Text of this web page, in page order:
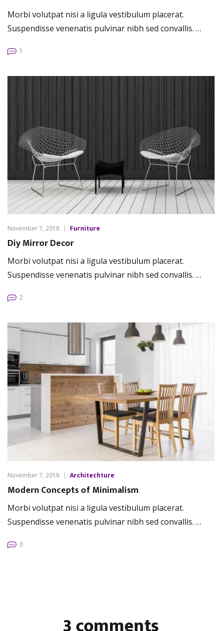
Morbi volutpat nisi a ligula vestibulum placerat.
Suspendisse venenatis pulvinar nibh sed convallis. …
1
November 7, 2018 Furniture
Diy Mirror Decor
Morbi volutpat nisi a ligula vestibulum placerat.
Suspendisse venenatis pulvinar nibh sed convallis. …
2
November 7, 2018 Architechture
Modern Concepts of Minimalism
Morbi volutpat nisi a ligula vestibulum placerat.
Suspendisse venenatis pulvinar nibh sed convallis. …
0